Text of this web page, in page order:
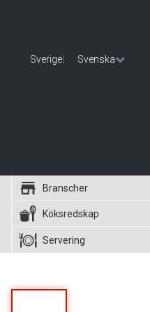
Sverige Svenska
Branscher
Köksredskap
Servering